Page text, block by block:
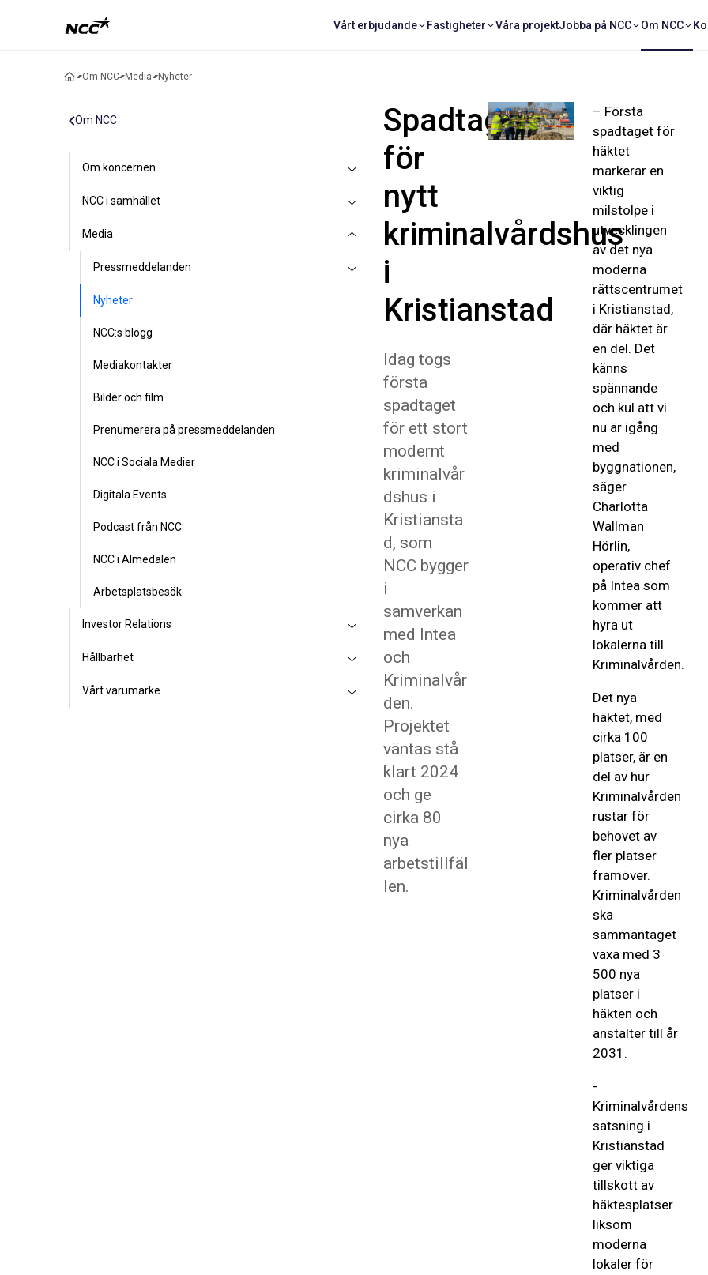
Vårt erbjudande Fastigheter Våra projektJobba på NCC Om NCC
Om NCC Media Nyheter
Om NCC
Om koncernen
NCC i samhället
Media
Pressmeddelanden
Nyheter
NCC:s blogg
Mediakontakter
Bilder och film
Prenumerera på pressmeddelanden
NCC i Sociala Medier
Digitala Events
Podcast från NCC
NCC i Almedalen
Arbetsplatsbesök
Investor Relations
Hållbarhet
Vårt varumärke
Spadtag
för
nytt
kriminalvårdshus
i
Kristianstad
Idag togs
första
spadtaget
för ett stort
modernt
kriminalvår
dshus i
Kristiansta
d, som
NCC bygger
i
samverkan
med Intea
och
Kriminalvår
den.
Projektet
väntas stå
klart 2024
och ge
cirka 80
nya
arbetstillfäl
len.
– Första
spadtaget för
häktet
markerar en
viktig
milstolpe i
utvecklingen
av det nya
moderna
rättscentrumet
i Kristianstad,
där häktet är
en del. Det
känns
spännande
och kul att vi
nu är igång
med
byggnationen,
säger
Charlotta
Wallman
Hörlin,
operativ chef
på Intea som
kommer att
hyra ut
lokalerna till
Kriminalvården.
Det nya
häktet, med
cirka 100
platser, är en
del av hur
Kriminalvården
rustar för
behovet av
fler platser
framöver.
Kriminalvården
ska
sammantaget
växa med 3
500 nya
platser i
häkten och
anstalter till år
2031.
-
Kriminalvårdens
satsning i
Kristianstad
ger viktiga
tillskott av
häktesplatser
liksom
moderna
lokaler för